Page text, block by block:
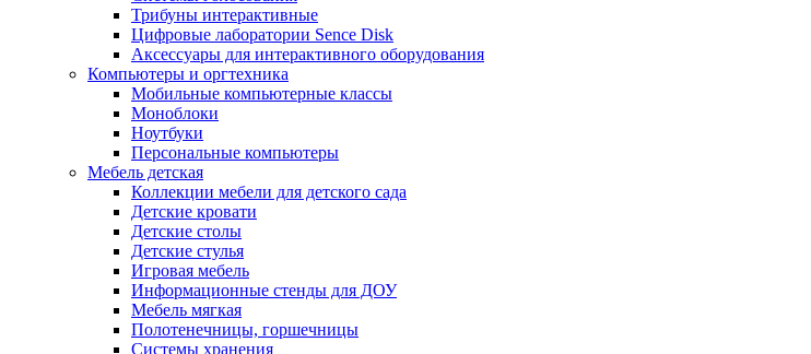
Трибуны интерактивные
Цифровые лаборатории Sence Disk
Аксессуары для интерактивного оборудования
Компьютеры и оргтехника
Мобильные компьютерные классы
Моноблоки
Ноутбуки
Персональные компьютеры
Мебель детская
Коллекции мебели для детского сада
Детские кровати
Детские столы
Детские стулья
Игровая мебель
Информационные стенды для ДОУ
Мебель мягкая
Полотенечницы, горшечницы
Системы хранения